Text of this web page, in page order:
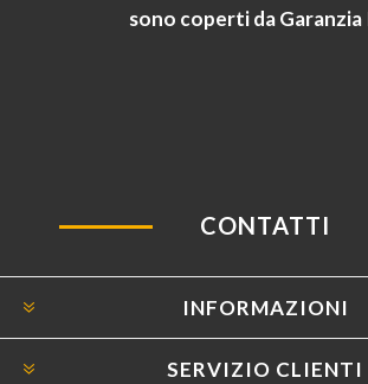
sono coperti da
CONTATTI
INFORMAZIONI
SERVIZIO CLIENTI